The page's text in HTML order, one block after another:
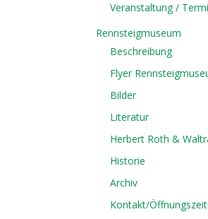
Veranstaltung /
Rennsteigmuseum
Beschreibung
Flyer
Bilder
Literatur
Herbert Roth &
Historie
Archiv
Kontakt/